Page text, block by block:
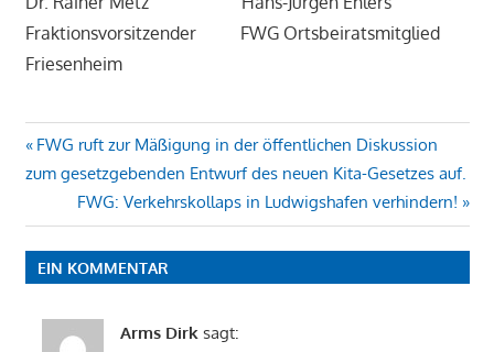
Fraktionsvorsitzender FWG Ortsbeiratsmitglied
Friesenheim
Beitragsnavigation
Vorheriger
Beitrag:
FWG ruft zur Mäßigung in der öffentlichen Diskussion
zum gesetzgebenden Entwurf des neuen Kita-Gesetzes auf.
Nächster
Beitrag:
FWG: Verkehrskollaps in Ludwigshafen verhindern!
EIN KOMMENTAR
Arms Dirk sagt: